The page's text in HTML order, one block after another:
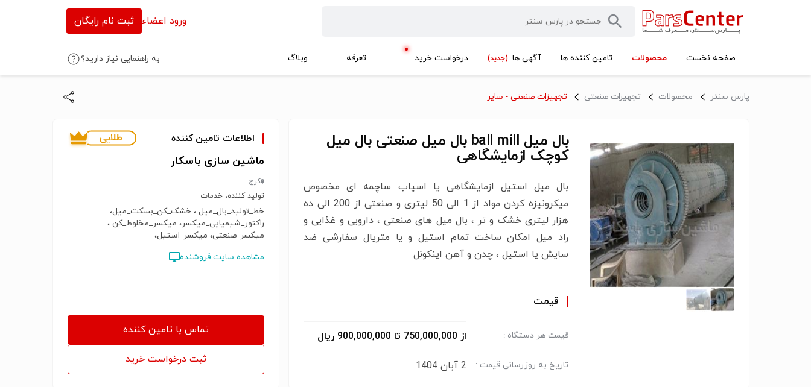
ورود اعضاء ثبت نام رایگان
صفحه نخست محصولات تامین کننده ها آگهی ها (جدید) درخواست خرید تعرفه وبلاگ به راهنمایی نیاز دارید؟
پارس سنتر محصولات تجهیزات صنعتی تجهیزات صنعتی - سایر
بال میل ball mill بال میل صنعتی بال میل
کوچک ازمایشگاهی
بال میل استیل ازمایشگاهی یا اسیاب ساچمه ای مخصوص
میکرونیزه کردن مواد از 1 الی 50 لیتری و صنعتی از 200 الی ده
هزار لیتری خشک و تر ، بال میل های صنعتی ، دارویی و غذایی و
راد میل امکان ساخت تمام استیل و یا متریال سفارشی ضد
سایش یا استیل ، چدن و آهن اینکونل
قیمت
قیمت هر دستگاه : از 750,000,000 تا 900,000,000 ریال
تاریخ به روزرسانی قیمت : 2 آبان 1404
اطلاعات تامین کننده
ماشین سازی باسکار
کرج
تولید کننده، خدمات
خط_تولید_بال_میل ، خشک_کن_بسکت_میل،
راکتور_شیمیایی_میکسر، میکسر_مخلوط_کن ،
میکسر_صنعتی، میکسر_استیل،
میکسر_ماشین_الات_اتوماتیک، دستگاه_الک_اتوماتیک،
شرکت_باسار_ماشین_سازان_نوین
مشاهده سایت فروشنده
تماس با تامین کننده
ثبت درخواست خرید